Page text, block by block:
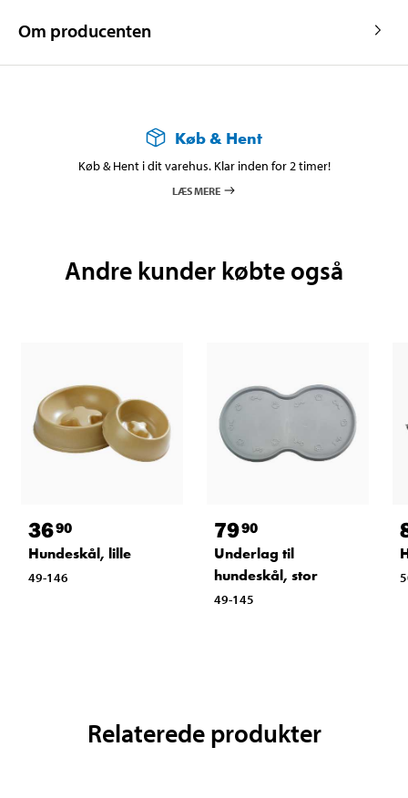
Om producenten
Køb & Hent
Køb & Hent i dit varehus. Klar inden for 2 timer!
LÆS MERE
Andre kunder købte også
3690
Hundeskål, lille
49-146
7990
Underlag til
hundeskål, stor
49-145
Relaterede produkter